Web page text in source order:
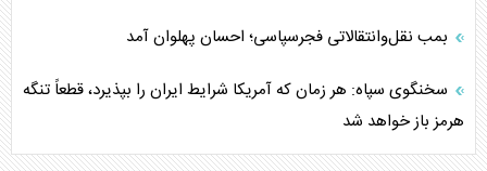
بمب نقل‌وانتقالاتی فجرسپاسی؛ احسان پهلوان آمد
سخنگوی سپاه: هر زمان که آمریکا شرایط ایران را بپذیرد، قطعاً تنگه
هرمز باز خواهد شد